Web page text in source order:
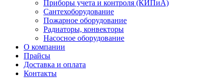
Приборы учета и контроля (КИПиА)
Сантехоборудование
Пожарное оборудование
Радиаторы, конвекторы
Насосное оборудование
О компании
Прайсы
Доставка и оплата
Контакты